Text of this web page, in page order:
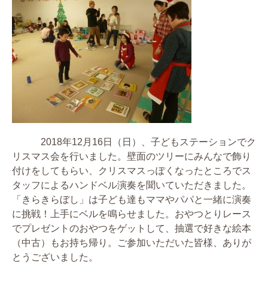
2018年12月16日（日）、子どもステーションでク
リスマス会を行いました。壁面のツリーにみんなで飾り
付けをしてもらい、クリスマスっぽくなったところでス
タッフによるハンドベル演奏を聞いていただきました。
「きらきらぼし」は子ども達もママやパパと一緒に演奏
に挑戦！上手にベルを鳴らせました。おやつとりレース
でプレゼントのおやつをゲットして、抽選で好きな絵本
（中古）もお持ち帰り。ご参加いただいた皆様、ありが
とうございました。